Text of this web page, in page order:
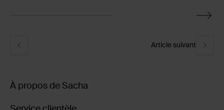
Article suivant
À propos de Sacha